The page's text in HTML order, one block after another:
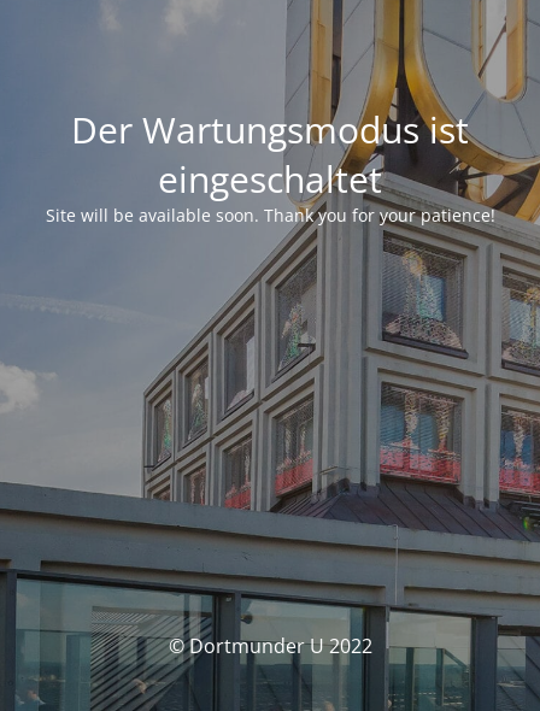
Der Wartungsmodus ist
eingeschaltet
Site will be available soon. Thank you for your patience!
© Dortmunder U 2022